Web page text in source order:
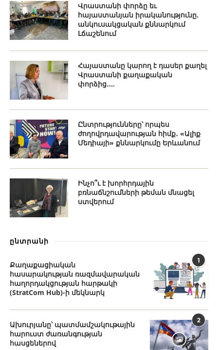
Վրաստանի փորձը եւ
հայաստանյան իրականությունը.
անկուսակցական քննարկում
Լճաշենում
Հայաստանը կարող է դասեր քաղել
Վրաստանի քաղաքական
փորձից․...
Ընտրությունները՝ որպես
ժողովրդավարության հիմք․ «Ալիք
Մեդիայի» քննարկումը Երևանում
Ինչո՞ւ է խորհրդային
բռնաճնշումների թեման մնացել
ստվերում
ընտրանի
1
Քաղաքացիական
հասարակության ռազմավարական
հաղորդակցության հարթակի
(StratCom Hub)-ի մեկնարկ
2
Ախուրյանը՝ պատմամշակութային
հարուստ ժառանգության
հասցեներով